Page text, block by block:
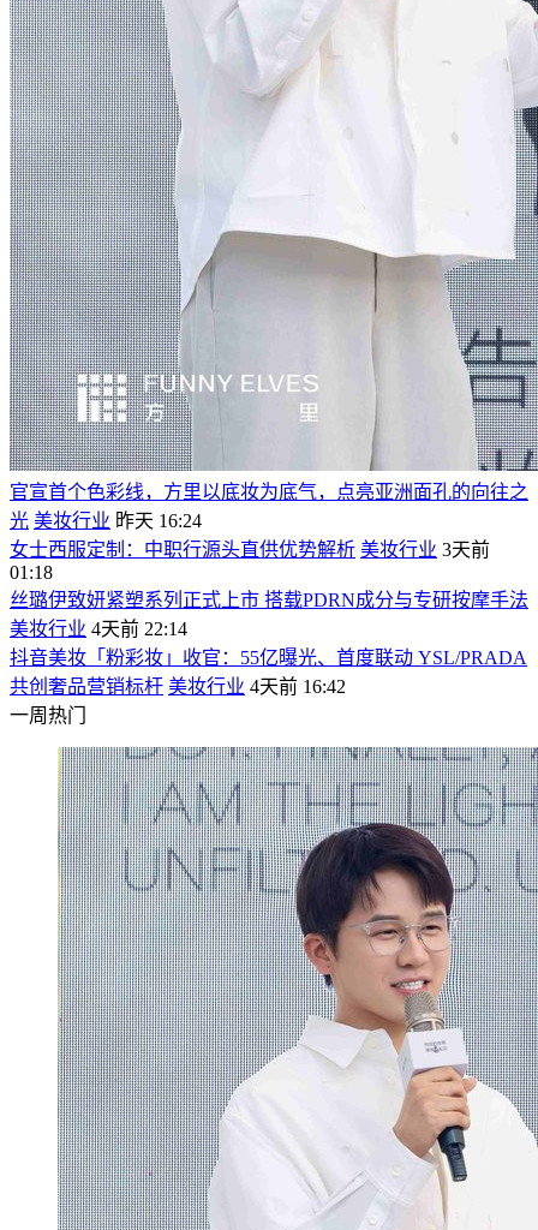
官宣首个色彩线，方里以底妆为底气，点亮亚洲面孔的向往之
光 美妆行业 昨天 16:24
女士西服定制：中职行源头直供优势解析 美妆行业 3天前
01:18
丝璐伊致妍紧塑系列正式上市 搭载PDRN成分与专研按摩手法
美妆行业 4天前 22:14
抖音美妆「粉彩妆」收官：55亿曝光、首度联动 YSL/PRADA
共创奢品营销标杆 美妆行业 4天前 16:42
一周热门